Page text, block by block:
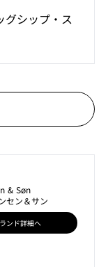
シップ・ス
& Søn
セン＆サン
ンド詳細へ